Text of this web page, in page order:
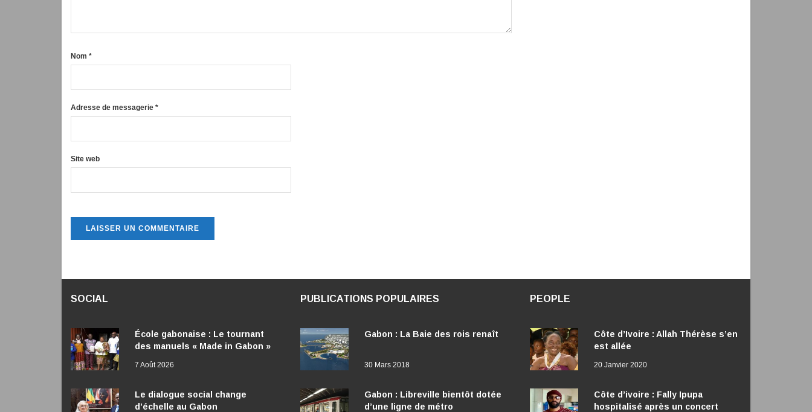
Nom *
Adresse de messagerie *
Site web
SOCIAL
École gabonaise : Le tournant
des manuels « Made in Gabon »
7 Août 2026
Le dialogue social change
d’échelle au Gabon
PUBLICATIONS POPULAIRES
Gabon : La Baie des rois renaît
30 Mars 2018
Gabon : Libreville bientôt dotée
d’une ligne de métro
PEOPLE
Côte d’Ivoire : Allah Thérèse s’en
est allée
20 Janvier 2020
Côte d’ivoire : Fally Ipupa
hospitalisé après un concert